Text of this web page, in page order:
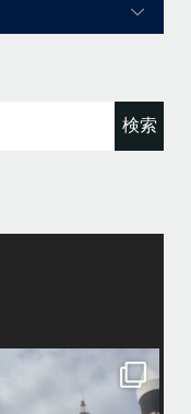
グツアーへ行って来まし